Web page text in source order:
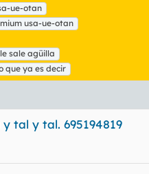
ue-otan
usa-ue-otan
sale agüilla
que ya es decir
tal y tal. 695194819